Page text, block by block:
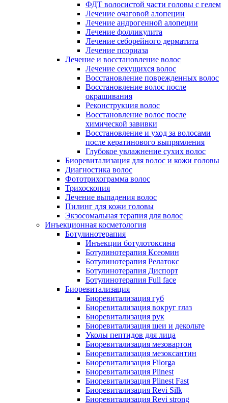
ФДТ волосистой части головы с гелем
Лечение очаговой алопеции
Лечение андрогенной алопеции
Лечение фолликулита
Лечение себорейного дерматита
Лечение псориаза
Лечение и восстановление волос
Лечение секущихся волос
Восстановление поврежденных волос
Восстановление волос после
окрашивания
Реконструкция волос
Восстановление волос после
химической завивки
Восстановление и уход за волосами
после кератинового выпрямления
Глубокое увлажнение сухих волос
Биоревитализация для волос и кожи головы
Диагностика волос
Фототрихограмма волос
Трихоскопия
Лечение выпадения волос
Пилинг для кожи головы
Экзосомальная терапия для волос
Инъекционная косметология
Ботулинотерапия
Инъекции ботулотоксина
Ботулинотерапия Ксеомин
Ботулинотерапия Релатокс
Ботулинотерапия Диспорт
Ботулинотерапия Full face
Биоревитализация
Биоревитализация губ
Биоревитализация вокруг глаз
Биоревитализация рук
Биоревитализация шеи и декольте
Уколы пептидов для лица
Биоревитализация мезовартон
Биоревитализация мезоксантин
Биоревитализация Filorga
Биоревитализация Plinest
Биоревитализация Plinest Fast
Биоревитализация Revi Silk
Биоревитализация Revi strong